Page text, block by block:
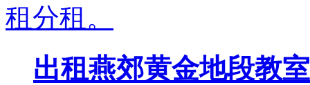
出租燕郊黄金地段教